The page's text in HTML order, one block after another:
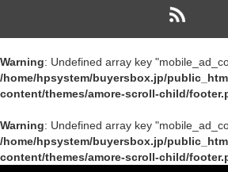
Warning: Undefined array key
/home/hpsystem/buyersbox.jp/
content/themes/amore-scroll-child/
Warning: Undefined array key
/home/hpsystem/buyersbox.jp/
content/themes/amore-scroll-child/